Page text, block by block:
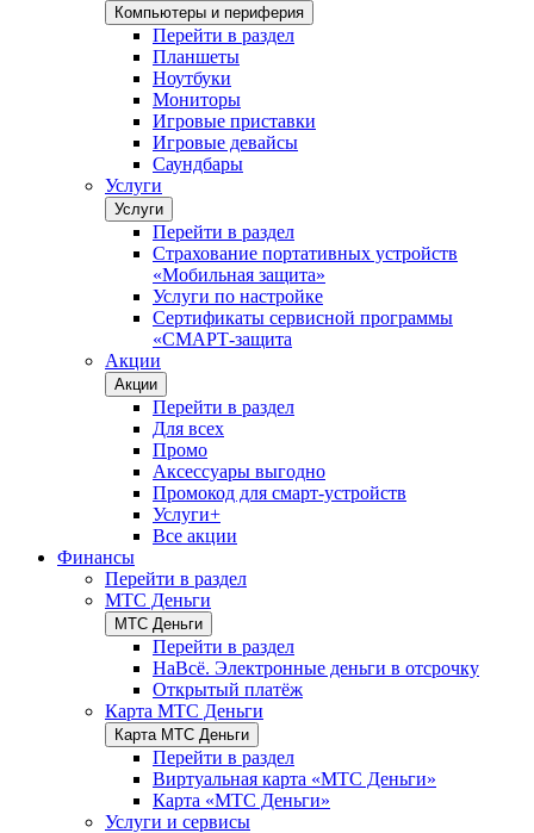
Компьютеры и периферия
Перейти в раздел
Планшеты
Ноутбуки
Мониторы
Игровые приставки
Игровые девайсы
Саундбары
Услуги
Услуги
Перейти в раздел
Страхование портативных устройств
«Мобильная защита»
Услуги по настройке
Сертификаты сервисной программы
«СМАРТ-защита
Акции
Акции
Перейти в раздел
Для всех
Промо
Аксессуары выгодно
Промокод для смарт-устройств
Услуги+
Все акции
Финансы
Перейти в раздел
МТС Деньги
МТС Деньги
Перейти в раздел
НаВсё. Электронные деньги в отсрочку
Открытый платёж
Карта МТС Деньги
Карта МТС Деньги
Перейти в раздел
Виртуальная карта «МТС Деньги»
Карта «МТС Деньги»
Услуги и сервисы